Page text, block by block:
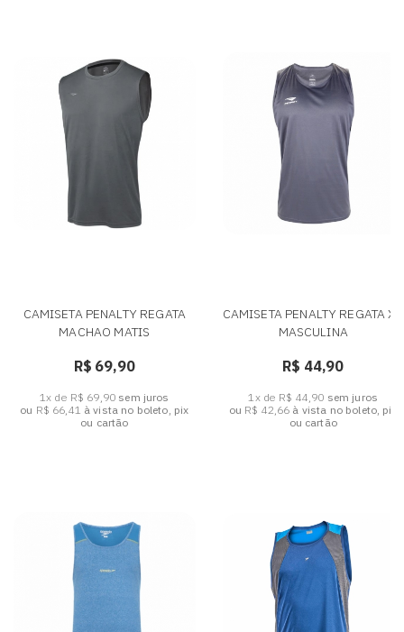
CAMISETA PENALTY REGATA
MACHAO MATIS
R$ 69,90
1x de R$ 69,90 sem juros
ou R$ 66,41 à vista no boleto, pix
ou cartão
CAMISETA PENALTY REGATA X -
MASCULINA
R$ 44,90
1x de R$ 44,90 sem juros
ou R$ 42,66 à vista no boleto, pix
ou cartão